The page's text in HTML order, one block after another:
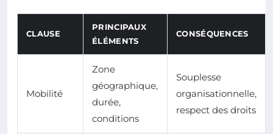
CLAUSE
PRINCIPAUX
ÉLÉMENTS
CONSÉQUENCES
Mobilité
Zone
géographique,
durée,
conditions
Souplesse
organisationnelle,
respect des droits